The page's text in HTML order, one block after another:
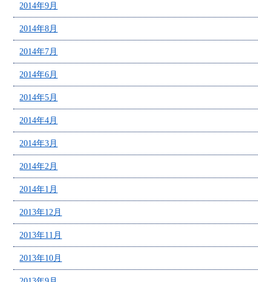
2014年9月
2014年8月
2014年7月
2014年6月
2014年5月
2014年4月
2014年3月
2014年2月
2014年1月
2013年12月
2013年11月
2013年10月